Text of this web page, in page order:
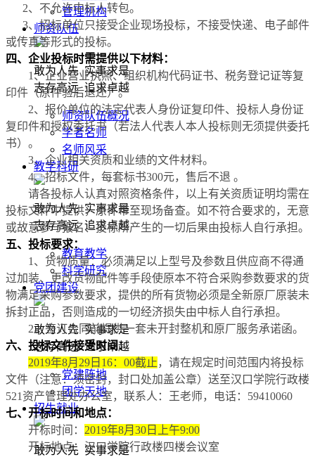
管理机构
师资队伍
敢为人先 实事求是
志存高远 追求卓越
师资队伍概况
学者名师
名师风采
教学科研
敢为人先 实事求是
志存高远 追求卓越
教育教学
科学研究
党团建设
敢为人先 实事求是
志存高远 追求卓越
党建阵地
团学天地
招生就业
敢为人先 实事求是
2、 不允许中标人转包。
3、招标单位只接受企业现场投标，不接受快递、电子邮件
或传真等形式的投标。
四、企业投标时需提供以下材料：
1、企业营业执照、组织机构代码证书、税务登记证等复
印件（原件验后退还）。
2、报价单位的法定代表人身份证复印件、投标人身份证
复印件和授权委托书（若法人代表人本人投标则无须提供委托
书）。
3、企业相关资质和业绩的文件材料。
4、招标文件，每套标书300元，售后不退 。
请各投标人认真对照资格条件，以上有关资质证明均需在
投标文件中提供，原件带至现场备查。如不符合要求的，无意
或故意参与报名、投标所产生的一切后果由投标人自行承担。
五、投标要求：
1、货物质量：必须满足以上型号及参数且供应商不得通
过加装、更改货物配件等手段使原本不符合采购参数要求的货
物满足采购参数要求，提供的所有货物必须是全新原厂原装未
拆封正品，否则造成的一切经济损失由中标人自行承担。
2、签订合同前提供一套未开封整机和原厂服务承诺函。
六、投标文件接受时间：
2019年8月 29 日 16：00截止，请在规定时间范围内将投标
文件（注意：须密封，封口处加盖公章）送至汉口学院行政楼
521资产管理处办公室，联系人：王老师，电话：59410060
七、开标时间和地点：
开标时间： 2019年8月 30 日上午9:00
开标地点：汉口学院行政楼四楼会议室